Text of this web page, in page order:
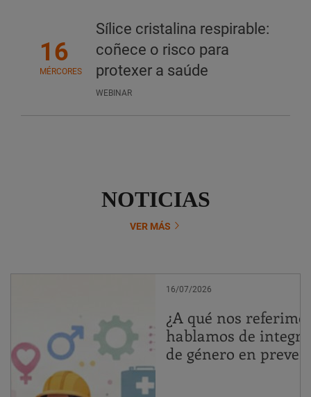
16
MÉRCORES
Sílice cristalina respirable:
coñece o risco para
protexer a saúde
WEBINAR
NOTICIAS
VER MÁS
16/07/2026
¿A qué nos
hablamos de
de género en